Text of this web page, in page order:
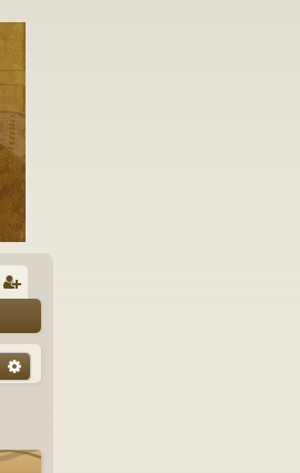
nr
eg
re
Rechercher
Recherche avancée